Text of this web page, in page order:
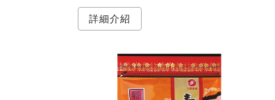
詳細介紹